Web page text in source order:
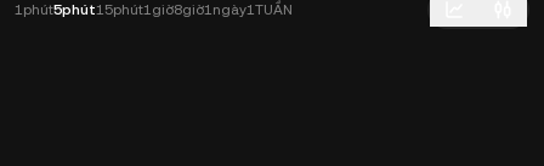
1phút5phút15phút1giờ8giờ1ngày1TUẦN